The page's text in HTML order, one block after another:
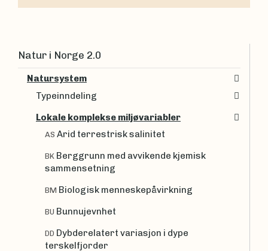
Natur i Norge 2.0
Natursystem
Typeinndeling
Lokale komplekse miljøvariabler
AS Arid terrestrisk salinitet
BK Berggrunn med avvikende kjemisk
sammensetning
BM Biologisk menneskepåvirkning
BU Bunnujevnhet
DD Dybderelatert variasjon i dype
terskelfjorder